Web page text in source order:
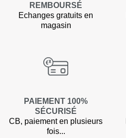
REMBOURSÉ
Echanges gratuits en
magasin
PAIEMENT 100%
SÉCURISÉ
CB, paiement en plusieurs
fois...